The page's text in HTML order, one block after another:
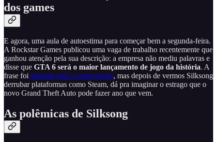
dos games
E agora, uma aula de autoestima para começar bem a segunda-feira.
A Rockstar Games publicou uma vaga de trabalho recentemente que
ganhou atenção pela sua descrição: a empresa não mediu palavras e
disse que GTA 6 será o maior lançamento de jogo da história. A
frase foi alterada após a repercussão, mas depois de vermos Silksong
derrubar plataformas como Steam, dá pra imaginar o estrago que o
novo Grand Theft Auto pode fazer ano que vem.
As polêmicas de Silksong